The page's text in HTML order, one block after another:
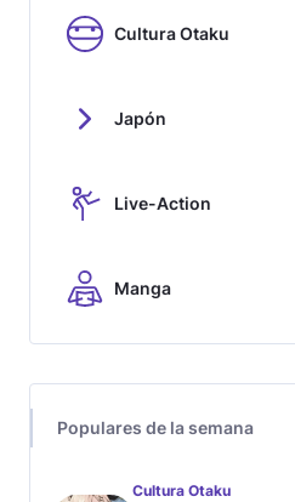
Cultura Otaku
Japón
Live-Action
Manga
Populares de la semana
Cultura Otaku